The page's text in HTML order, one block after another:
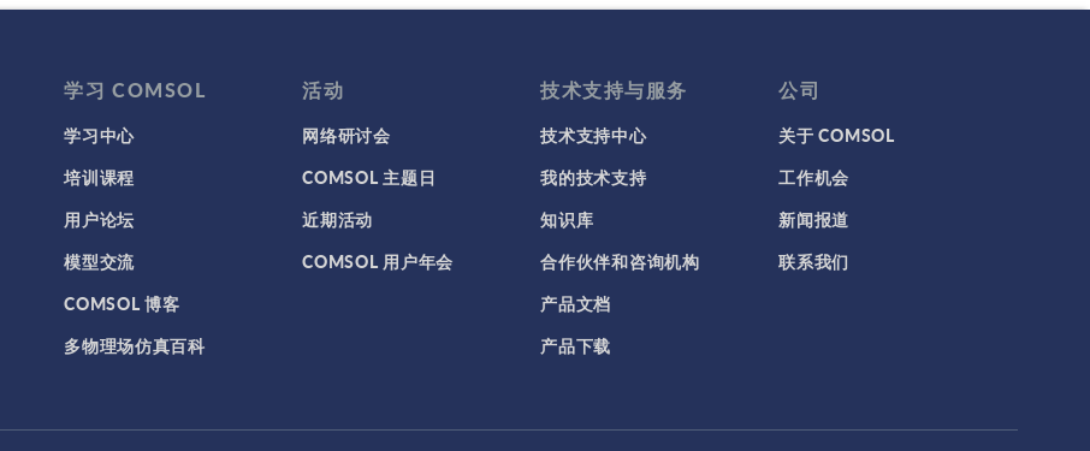
学习 COMSOL
学习中心
培训课程
用户论坛
模型交流
COMSOL 博客
多物理场仿真百科
活动
网络研讨会
COMSOL 主题日
近期活动
COMSOL 用户年会
技术支持与服务
技术支持中心
我的技术支持
知识库
合作伙伴和咨询机构
产品文档
产品下载
公司
关于 COMSOL
工作机会
新闻报道
联系我们